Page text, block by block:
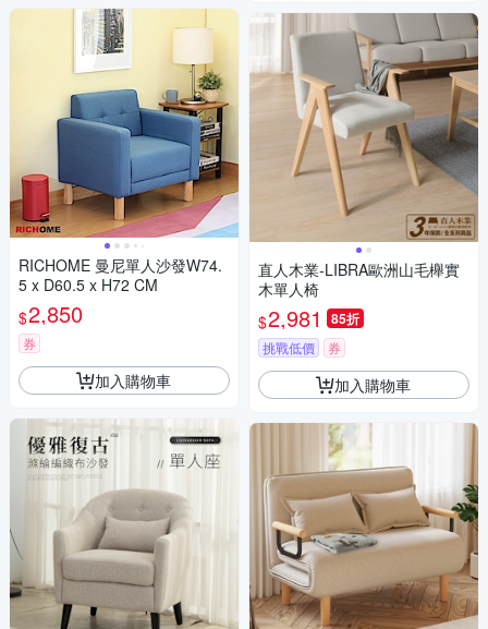
RICHOME 曼尼單人沙發W74.
5 x D60.5 x H72 CM
$2,850
券
加入購物車
直人木業-LIBRA歐洲山毛櫸實
木單人椅
$2,981 85折
挑戰低價 券
加入購物車